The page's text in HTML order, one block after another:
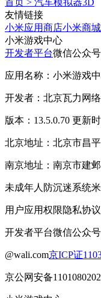
友情链接
小米应用商店小米商城
小米游戏中心
开发者平台微信公众号
应用名称：小米游戏
开发者：北京瓦力网
版本：13.5.0.70 更新
北京地址：北京市昌
南京地址：南京市建
未成年人防沉迷系统
用户应用权限隐私协议
开发者平台微信公众号
@wali.com京ICP证
京公网安备